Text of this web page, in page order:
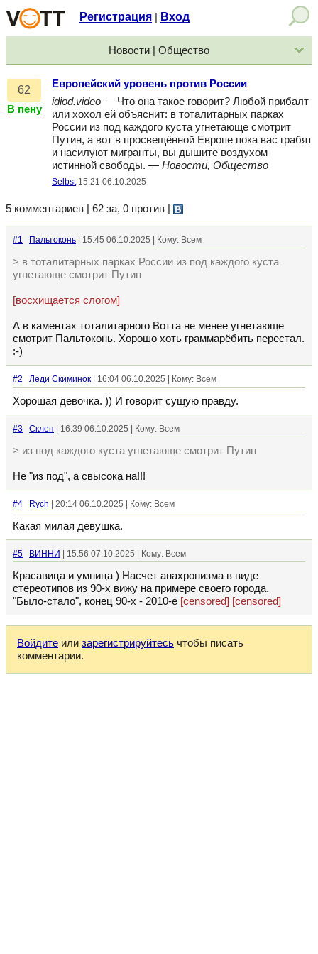
Регистрация Вход
Новости | Общество
62
В пену
Европейский уровень против России
idiod.video — Что она такое говорит? Любой прибалт
или хохол ей объяснит: в тоталитарных парках
России из под каждого куста угнетающе смотрит
Путин, а вот в просвещённой Европе пока вас грабят
и насилуют мигранты, вы дышите воздухом
истинной свободы. — Новости, Общество
Selbst 15:21 06.10.2025
5 комментариев | 62 за, 0 против
#1 Пальтоконь | 15:45 06.10.2025 | Кому: Всем
> в тоталитарных парках России из под каждого куста
угнетающе смотрит Путин
[восхищается слогом]
А в каментах тоталитарного Вотта не менее угнетающе
смотрит Пальтоконь. Хорошо хоть граммарёбить перестал.
:-)
#2 Леди Скиминок | 16:04 06.10.2025 | Кому: Всем
Хорошая девочка. )) И говорит сущую правду.
#3 Склеп | 16:39 06.10.2025 | Кому: Всем
> из под каждого куста угнетающе смотрит Путин
Не "из под", а свысока на!!!
#4 Rych | 20:14 06.10.2025 | Кому: Всем
Какая милая девушка.
#5 ВИННИ | 15:56 07.10.2025 | Кому: Всем
Красавица и умница ) Насчет анахронизма в виде
стереотипов из 90-х вижу на примере своего города.
"Было-стало", конец 90-х - 2010-е [censored] [censored]
Войдите или зарегистрируйтесь чтобы писать
комментарии.